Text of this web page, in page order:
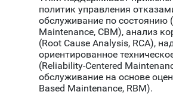
политик управления
обслуживание по состоянию
Maintenance, CBM), анализ
(Root Cause Analysis, RCA),
ориентированное
(Reliability-Centered
обслуживание на основе
Based Maintenance, RBM).